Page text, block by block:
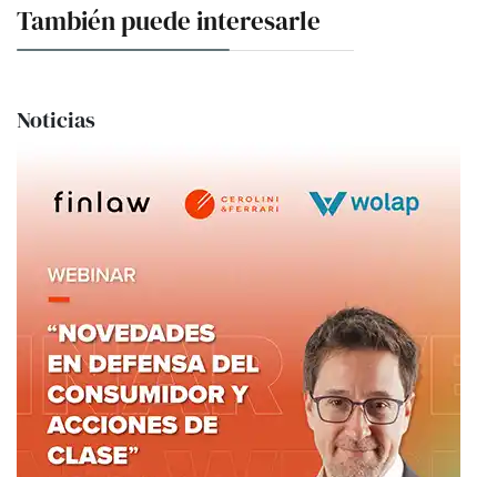
También puede interesarle
Noticias